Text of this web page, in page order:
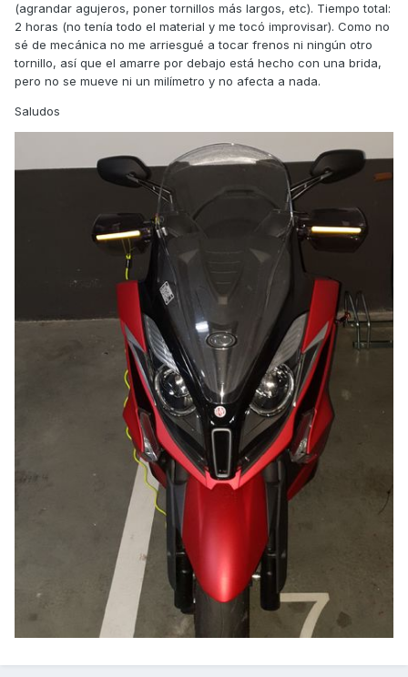
(agrandar agujeros, poner tornillos más largos, etc). Tiempo total:
2 horas (no tenía todo el material y me tocó improvisar). Como no
sé de mecánica no me arriesgué a tocar frenos ni ningún otro
tornillo, así que el amarre por debajo está hecho con una brida,
pero no se mueve ni un milímetro y no afecta a nada.
Saludos